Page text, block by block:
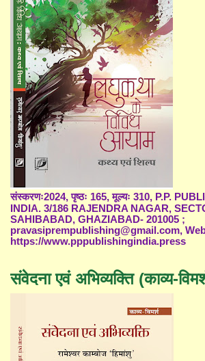
संस्करणः2024, पृष्ठः 165, मूल्यः 310, P.P.
INDIA. 3/186 RAJENDRA NAGAR,
SAHIBABAD, GHAZIABAD- 201005 ;
pravasiprempublishing@gmail.com,
https://www.pppublishingindia.press
संवेदना एवं अभिव्यक्ति (काव्य-